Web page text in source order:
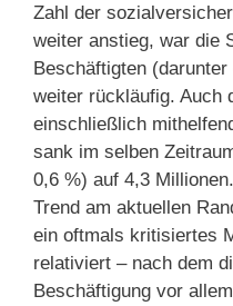
Zahl der
weiter anstieg, war die
Beschäftigten
weiter rückläufig. Auch
einschließlich
sank im selben
0,6 %) auf 4,3
Trend am aktuellen
ein oftmals kritisiertes
relativiert – nach dem
Beschäftigung vor